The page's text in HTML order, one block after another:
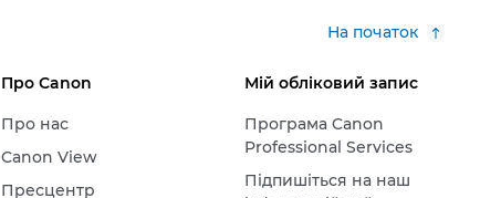
На початок
Про Canon
Про нас
Canon View
Пресцентр
Мій обліковий запис
Програма Canon
Professional Services
Підпишіться на наш